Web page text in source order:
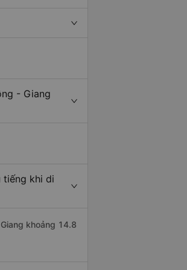
- Giang
tiếng khi di
khoảng 14.8